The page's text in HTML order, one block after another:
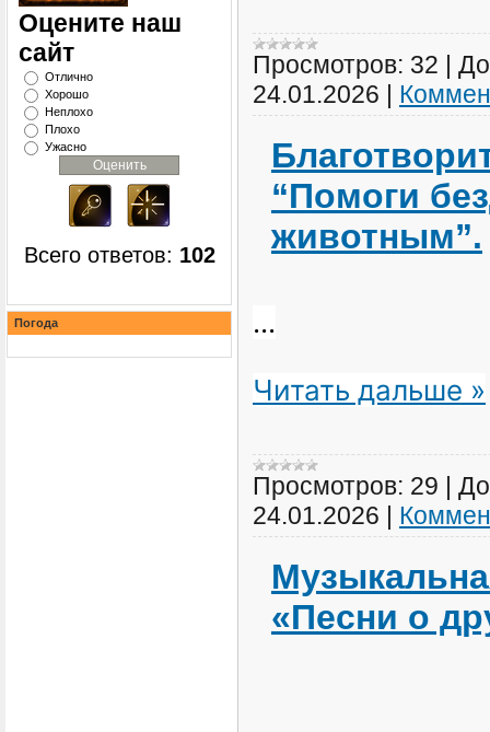
Оцените наш
сайт
Отлично
Хорошо
Неплохо
Плохо
Ужасно
Всего ответов: 102
Погода
Просмотров: 32
24.01.2026
“Помоги
животным”.
...
Читать дальше »
Просмотров: 29
24.01.2026
«Песни о